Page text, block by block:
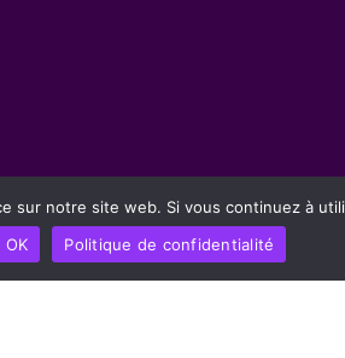
sur notre site web. Si vous continuez à
OK
Politique de confidentialité